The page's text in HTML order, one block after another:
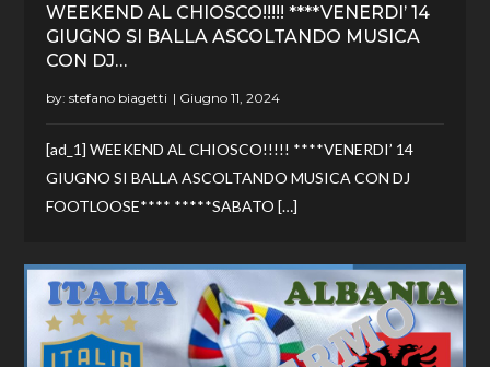
WEEKEND AL CHIOSCO!!!!! ****VENERDI’ 14
GIUGNO SI BALLA ASCOLTANDO MUSICA
CON DJ…
by:stefano biagetti
[ad_1] WEEKEND AL CHIOSCO!!!!! ****VENERDI’ 14
GIUGNO SI BALLA ASCOLTANDO MUSICA CON DJ
FOOTLOOSE**** *****SABATO […]